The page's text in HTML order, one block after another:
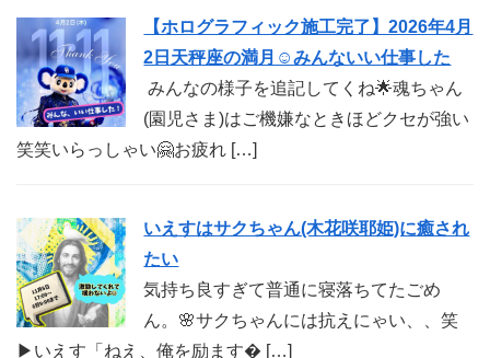
【ホログラフィック施工完了】2026年4月
2日天秤座の満月☺︎みんないい仕事した
みんなの様子を追記してくね🌟魂ちゃん
(園児さま)はご機嫌なときほどクセが強い
笑笑いらっしゃい🤗お疲れ […]
いえすはサクちゃん(木花咲耶姫)に癒され
たい
気持ち良すぎて普通に寝落ちてたごめ
ん。🌸サクちゃんには抗えにゃい、、笑
▶︎いえす「ねえ、俺を励ます� […]